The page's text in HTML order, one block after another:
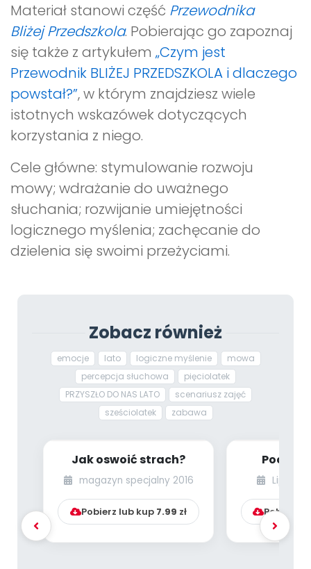
Materiał stanowi część Przewodnika
Bliżej Przedszkola. Pobierając go zapoznaj
się także z artykułem „Czym jest
Przewodnik BLIŻEJ PRZEDSZKOLA i dlaczego
powstał?”, w którym znajdziesz wiele
istotnych wskazówek dotyczących
korzystania z niego.
Cele główne: stymulowanie rozwoju
mowy; wdrażanie do uważnego
słuchania; rozwijanie umiejętności
logicznego myślenia; zachęcanie do
dzielenia się swoimi przeżyciami.
Zobacz również
emocje lato logiczne myślenie
mowa
percepcja słuchowa
pięciolatek
PRZYSZŁO DO NAS LATO
scenariusz zajęć
sześciolatek
zabawa
Jak oswoić strach?
magazyn specjalny 2016
Pobierz lub kup 7.99 zł
Lipiec-
Pobierz